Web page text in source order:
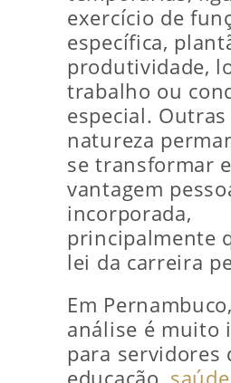
exercício de
específica,
produtividade,
trabalho ou
especial.
natureza
se transformar
vantagem
incorporada,
principalmente
lei da carreira
Em
análise é muito
para servidores